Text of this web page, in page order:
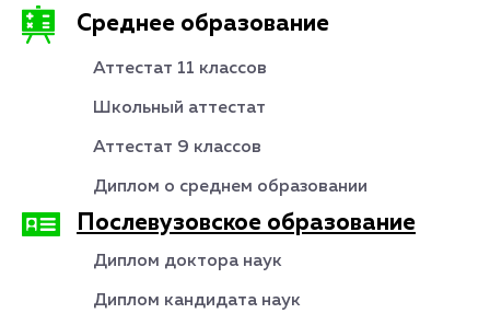
Среднее образование
Аттестат 11 классов
Школьный аттестат
Аттестат 9 классов
Диплом о среднем образовании
Послевузовское образование
Диплом доктора наук
Диплом кандидата наук